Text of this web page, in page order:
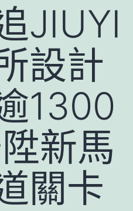
JIUYI
設計
1300
新馬
關卡